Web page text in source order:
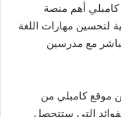
أهم منصة
لتحسين مهارات اللغة
مع مدرسين
موقع كامبلي من
التي ستتحصل